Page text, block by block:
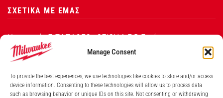
Manage Consent
To provide the best experiences, we use technologies like cookies to store and/or access
device information. Consenting to these technologies will allow us to process data
such as browsing behavior or unique IDs on this site. Not consenting or withdrawing
ΣΧΕΤΙΚΑ ΜΕ ΕΜΑΣ
Η εταιρεία Σ.ΠΑΠΑΘΕΟ∆ΟΣΙΟΥ Α.Ε.Β.Ε. είναι ο
εξουσιοδοτημένος αντιπρόσωπος από την Techtronic
Industries Co. Ltd για τα προϊόντα που φέρουν το
λογότυπο Milwaukee στην Ελλάδα.